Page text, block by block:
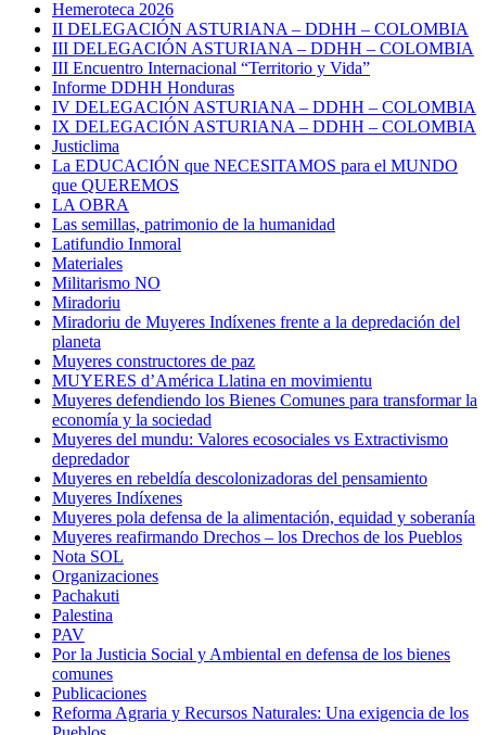
Hemeroteca 2026
II DELEGACIÓN ASTURIANA – DDHH – COLOMBIA
III DELEGACIÓN ASTURIANA – DDHH – COLOMBIA
III Encuentro Internacional “Territorio y Vida”
Informe DDHH Honduras
IV DELEGACIÓN ASTURIANA – DDHH – COLOMBIA
IX DELEGACIÓN ASTURIANA – DDHH – COLOMBIA
Justiclima
La EDUCACIÓN que NECESITAMOS para el MUNDO
que QUEREMOS
LA OBRA
Las semillas, patrimonio de la humanidad
Latifundio Inmoral
Materiales
Militarismo NO
Miradoriu
Miradoriu de Muyeres Indíxenes frente a la depredación del
planeta
Muyeres constructores de paz
MUYERES d’América Llatina en movimientu
Muyeres defendiendo los Bienes Comunes para transformar la
economía y la sociedad
Muyeres del mundu: Valores ecosociales vs Extractivismo
depredador
Muyeres en rebeldía descolonizadoras del pensamiento
Muyeres Indíxenes
Muyeres pola defensa de la alimentación, equidad y soberanía
Muyeres reafirmando Drechos – los Drechos de los Pueblos
Nota SOL
Organizaciones
Pachakuti
Palestina
PAV
Por la Justicia Social y Ambiental en defensa de los bienes
comunes
Publicaciones
Reforma Agraria y Recursos Naturales: Una exigencia de los